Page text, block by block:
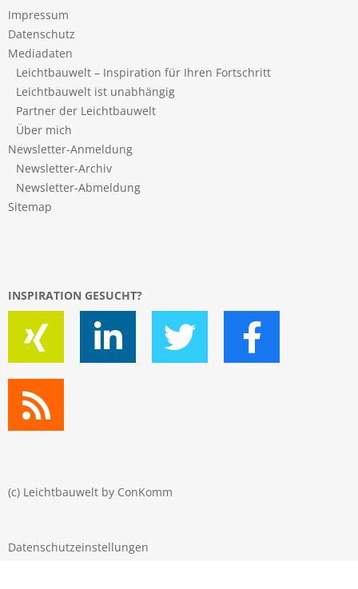
Impressum
Datenschutz
Mediadaten
Leichtbauwelt – Inspiration für Ihren Fortschritt
Leichtbauwelt ist unabhängig
Partner der Leichtbauwelt
Über mich
Newsletter-Anmeldung
Newsletter-Archiv
Newsletter-Abmeldung
Sitemap
INSPIRATION GESUCHT?
(c) Leichtbauwelt by ConKomm
Datenschutzeinstellungen